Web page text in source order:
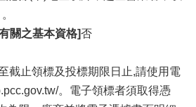
關之基本資格]否
截止領標及投標期限日止,請使用電
。電子領標者須取得憑